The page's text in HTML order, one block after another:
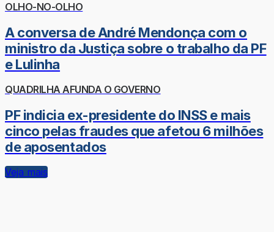
OLHO-NO-OLHO
A conversa de André Mendonça com o
ministro da Justiça sobre o trabalho da PF
e Lulinha
QUADRILHA AFUNDA O GOVERNO
PF indicia ex-presidente do INSS e mais
cinco pelas fraudes que afetou 6 milhões
de aposentados
Veja mais